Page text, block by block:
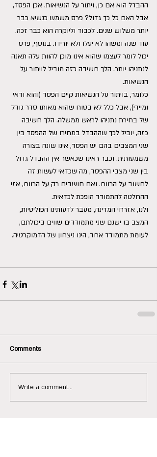
ההבדל הוא אם כן, ויתור על הנשיאות. אכן הפסד,
אבל האם כל כך גדול? פרס משמש כנשיא כבר
יותר משלוש שנים. לכבוד וליוקרה הוא כבר זכה.
עוד שנה ומשהו לא יעלו ולא יורידו. בנוסף, פרס
יכול לומר לעצמו שהוא אינו מוכן להוות עלה תאנה
לנתניהו יותר. הלך חשיבה כזה מוביל לויתור על
הנשיאות.
כלומר, בויתור על הנשיאות קיים הפסד (והוא ודאי
ומיידי), אבל כלל לא בטוח שהוא מאותו סדר גודל
של בחירת נתניהו לראש ממשלה. הלך חשיבה
כזה, יוביל לכך שההבדל במחירו של ההפסד בין
שני המצבים בהם יש הפסד, אינו שונה בצורה
משמעותית. וכבר ראינו שכאשר אין ההבדל גדול
בין שני מצבי ההפסד, מה שכדאי לעשות זה
לחשוב על הרווח. ואם חושבים רק על הרווח, אזי
ההחלטה להתמודד הופכת לכדאית.
ולנו, אזרחי המדינה, מעבר לדעותינו הפוליטיות,
המצב בו ישנם שני מתמודדים שווים ביכולתם,
לעומת מתמודד אחד, הינו ניצחון של הדמוקרטיה.
Comments
Write a comment...